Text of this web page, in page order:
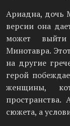
Ариадна, дочь
версии она
может
Минотавра.
на другие
герой
женщины,
пространства.
сюжета, а